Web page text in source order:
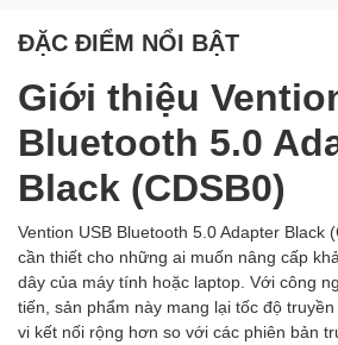
ĐẶC ĐIỂM NỔI BẬT
Giới thiệu
Bluetooth 5.0
Black (CDSB0)
Vention USB Bluetooth 5.0 Adapter Black
cần thiết cho những ai muốn nâng cấp
dây của máy tính hoặc laptop. Với công
tiến, sản phẩm này mang lại tốc độ
vi kết nối rộng hơn so với các phiên bản